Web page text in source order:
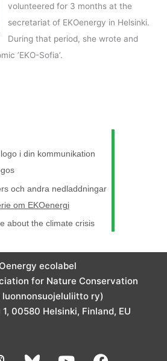
volunteered for 3 months at the
secretariat of EKOenergy in Helsinki.
During that period, she wrote and
’EKO-Sofia’.
i din kommunikation
och andra nedladdningar
om EKOenergi
about the climate crisis
ecolabel
for Nature Conservation
luonnonsuojeluliitto ry)
00580 Helsinki, Finland, EU
Y
F